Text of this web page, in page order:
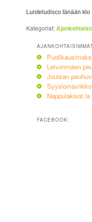
Luisteludisco tänään
Kategoriat:
Leivonmäen
Joutsan
Nappulakisat la
FACEBOOK: